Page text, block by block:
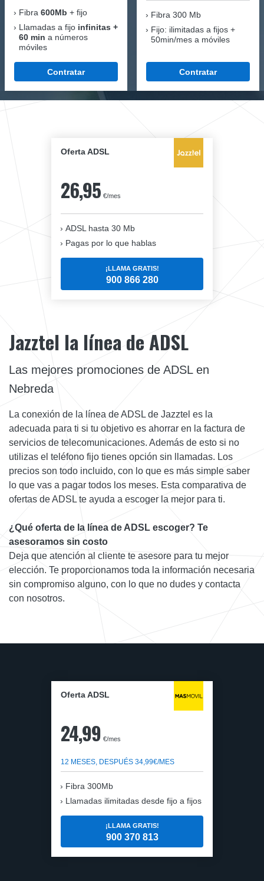
Fibra 600Mb + fijo
Llamadas a fijo infinitas +
60 min a números
móviles
Contratar
Fibra 300 Mb
Fijo: ilimitadas a fijos +
50min/mes a móviles
Contratar
Oferta ADSL
26,95 €/mes
ADSL hasta 30 Mb
Pagas por lo que hablas
¡LLAMA GRATIS!
900 866 280
Jazztel la línea de ADSL
Las mejores promociones de ADSL en
Nebreda
La conexión de la línea de ADSL de Jazztel es la
adecuada para ti si tu objetivo es ahorrar en la factura de
servicios de telecomunicaciones. Además de esto si no
utilizas el teléfono fijo tienes opción sin llamadas. Los
precios son todo incluido, con lo que es más simple saber
lo que vas a pagar todos los meses. Esta comparativa de
ofertas de ADSL te ayuda a escoger la mejor para ti.
¿Qué oferta de la línea de ADSL escoger? Te
asesoramos sin costo
Deja que atención al cliente te asesore para tu mejor
elección. Te proporcionamos toda la información necesaria
sin compromiso alguno, con lo que no dudes y contacta
con nosotros.
Oferta ADSL
24,99 €/mes
12 MESES, DESPUÉS 34,99€/MES
Fibra 300Mb
Llamadas ilimitadas desde fijo a fijos
¡LLAMA GRATIS!
900 370 813